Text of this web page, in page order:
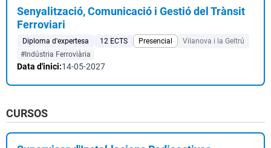
Senyalització, Comunicació i Gestió del Trànsit
Ferroviari
Diploma d'expertesa 12 ECTS Presencial
Vilanova i la Geltrú
#Indústria Ferroviària
Data d'inici:14-05-2027
CURSOS